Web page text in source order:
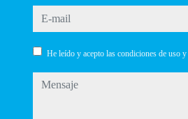
e-mail
He leído y acepto las condiciones de uso y
mensaje